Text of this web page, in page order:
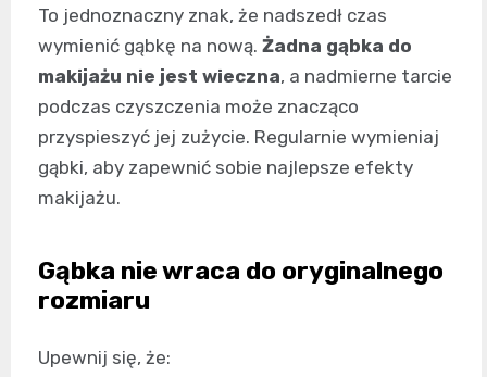
To jednoznaczny znak, że nadszedł czas
wymienić gąbkę na nową. Żadna gąbka do
makijażu nie jest wieczna, a nadmierne tarcie
podczas czyszczenia może znacząco
przyspieszyć jej zużycie. Regularnie wymieniaj
gąbki, aby zapewnić sobie najlepsze efekty
makijażu.
Gąbka nie wraca do oryginalnego
rozmiaru
Upewnij się, że: